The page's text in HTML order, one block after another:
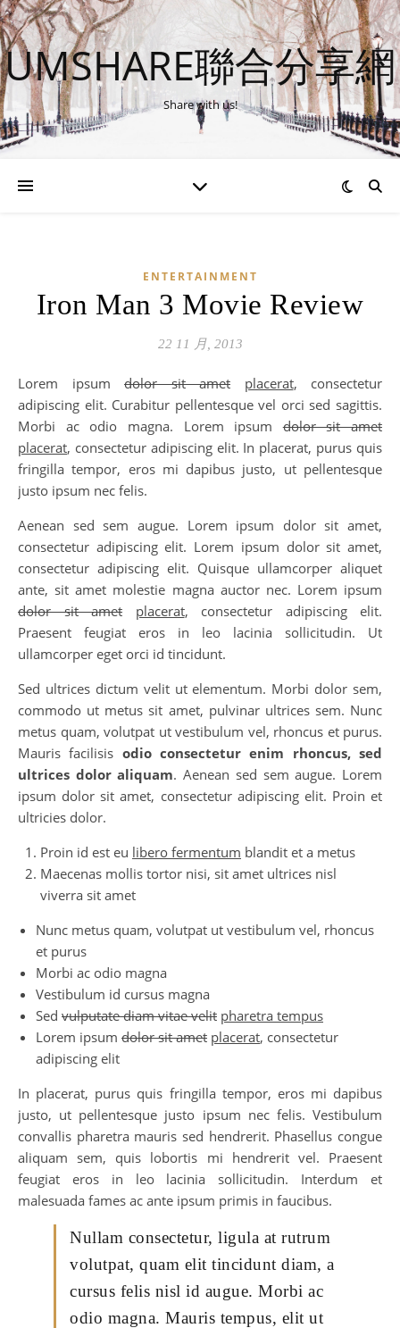
UMSHARE聯合分享網
Share with us!
ENTERTAINMENT
Iron Man 3 Movie Review
22 11 月, 2013
Lorem ipsum dolor sit amet placerat, consectetur
adipiscing elit. Curabitur pellentesque vel orci sed sagittis.
Morbi ac odio magna. Lorem ipsumdolor sit amet
placerat, consectetur adipiscing elit. In placerat, purus quis
fringilla tempor, eros mi dapibus justo, ut pellentesque
justo ipsum nec felis.
Aenean sed sem augue. Lorem ipsum dolor sit amet,
consectetur adipiscing elit. Lorem ipsum dolor sit amet,
consectetur adipiscing elit. Quisque ullamcorper aliquet
ante, sit amet molestie magna auctor nec. Lorem ipsum
dolor sit amet
placerat, consectetur adipiscing elit.
Praesent feugiat eros in leo lacinia sollicitudin. Ut
ullamcorper eget orci id tincidunt.
Sed ultrices dictum velit ut elementum. Morbi dolor sem,
commodo ut metus sit amet, pulvinar ultrices sem. Nunc
metus quam, volutpat ut vestibulum vel, rhoncus et purus.
Mauris facilisis odio consectetur enim rhoncus, sed
ultrices dolor aliquam. Aenean sed sem augue. Lorem
ipsum dolor sit amet, consectetur adipiscing elit. Proin et
ultricies dolor.
Proin id est eu libero fermentum blandit et a metus
Maecenas mollis tortor nisi, sit amet ultrices nisl
viverra sit amet
Nunc metus quam, volutpat ut vestibulum vel, rhoncus
et purus
Morbi ac odio magna
Vestibulum id cursus magna
Sed vulputate diam vitae velit pharetra tempus
Lorem ipsum dolor sit amet placerat, consectetur
adipiscing elit
In placerat, purus quis fringilla tempor, eros mi dapibus
justo, ut pellentesque justo ipsum nec felis. Vestibulum
convallis pharetra mauris sed hendrerit. Phasellus congue
aliquam sem, quis lobortis mi hendrerit vel. Praesent
feugiat eros in leo lacinia sollicitudin. Interdum et
malesuada fames ac ante ipsum primis in faucibus.
Nullam consectetur, ligula at rutrum
volutpat, quam elit tincidunt diam, a
cursus felis nisl id augue. Morbi ac
odio magna. Mauris tempus, elit ut